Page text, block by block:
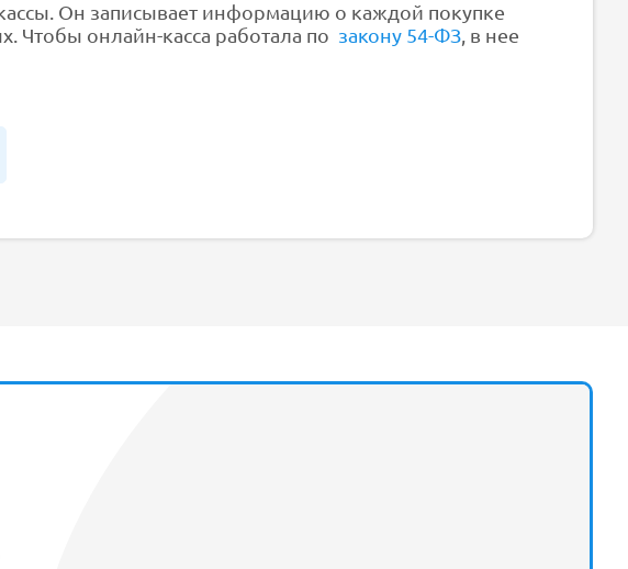
Он записывает информацию о каждой покупке
Чтобы онлайн-касса работала по закону 54-ФЗ, в нее